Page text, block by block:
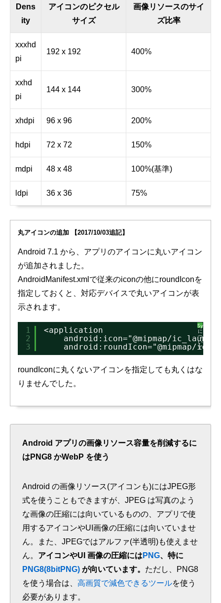
Dens
ity
アイコンのピクセル
サイズ
画像リソースのサイ
ズ比率
xxxhd
pi
192 x 192 400%
xxhd
pi
144 x 144 300%
xhdpi 96 x 96 200%
hdpi 72 x 72 150%
mdpi 48 x 48 100%(基準)
ldpi 36 x 36 75%
丸アイコンの追加 【2017/10/03追記】
Android 7.1 から、アプリのアイコンに丸いアイコン
が追加されました。
AndroidManifest.xmlで従来のiconの他にroundIconを
指定しておくと、対応デバイスで丸いアイコンが表
示されます。
に
つ
い
て
1
2
3
<application
android:icon="@mipmap/
android:roundIcon="@mipmap/
roundIconに丸くないアイコンを指定しても丸くはな
りませんでした。
Android アプリの画像リソース容量を削減するに
はPNG8 かWebP を使う
Android の画像リソース(アイコンも)にはJPEG形
式を使うこともできますが、JPEG は写真のよう
な画像の圧縮には向いているものの、アプリで使
用するアイコンやUI画像の圧縮には向いていませ
ん。また、JPEGではアルファ(半透明)も使えませ
ん。 アイコンやUI 画像の圧縮には PNG、特に
PNG8(8bitPNG) が向いています。 ただし、PNG8
を使う場合は、 高画質で減色できるツールを使う
必要があります。